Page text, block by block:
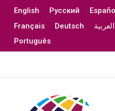
English Русский
Français
Deutsch
العربية
Português